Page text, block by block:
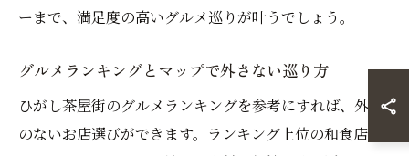
ーまで、満足度の高いグルメ巡りが叶うでしょう。
グルメランキングとマップで外さない巡り方
ひがし茶屋街のグルメランキングを参考にすれば、外れ
のないお店選びができます。ランキング上位の和食店や